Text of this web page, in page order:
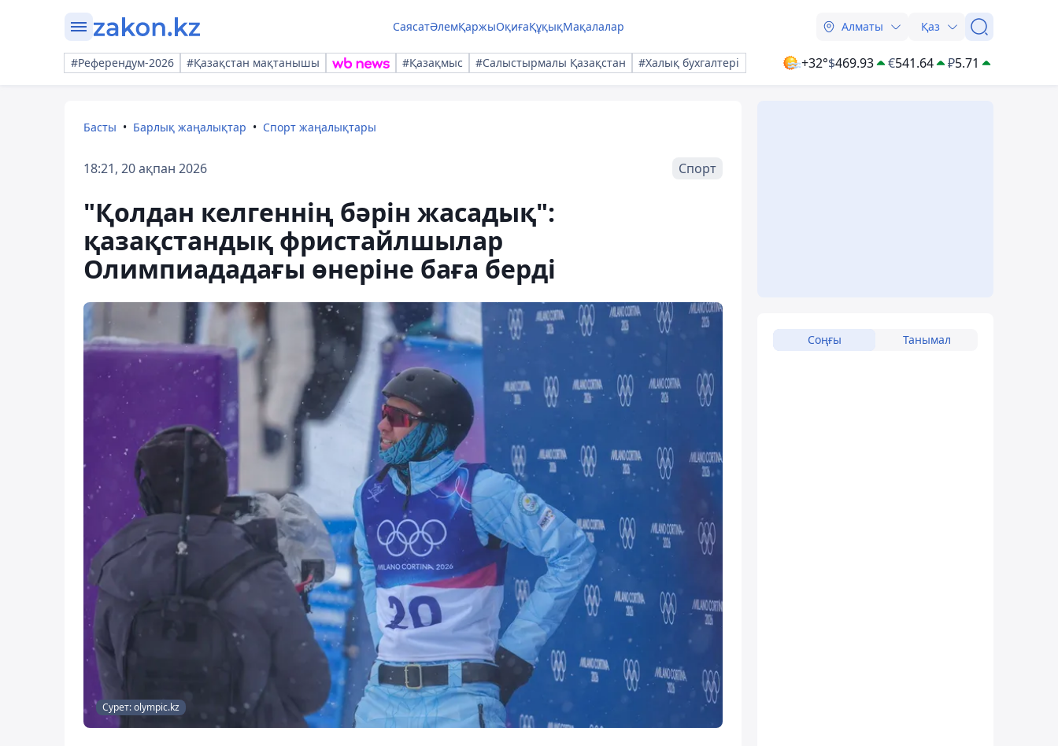
СаясатӘлемҚаржыОқиғаҚұқықМақалалар Алматы Қаз
#Референдум-2026 #Қазақстан мақтанышы #Қазақмыс #Салыстырмалы Қазақстан #Халық бухгалтері +32°$469.93 €541.64 ₽5.71
Басты Барлық жаңалықтар Спорт жаңалықтары
18:21, 20 ақпан 2026 Спорт
"Қолдан келгеннің бәрін жасадық":
қазақстандық фристайлшылар
Олимпиададағы өнеріне баға берді
Сурет: olympic.kz
Соңғы Танымал